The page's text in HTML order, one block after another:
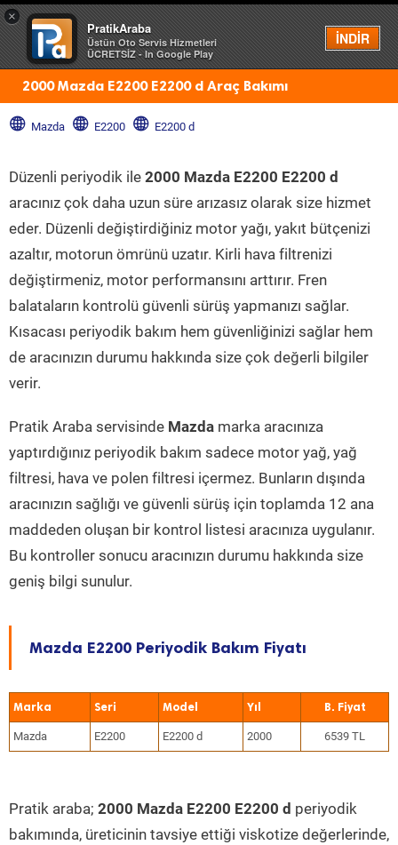
×
PratikAraba
Üstün Oto Servis Hizmetleri
ÜCRETSİZ - In Google Play
İNDİR
Menü
2000 Mazda E2200 E2200 d Araç Bakımı
Mazda E2200 E2200 d
Düzenli periyodik ile 2000 Mazda E2200 E2200 d
aracınız çok daha uzun süre arızasız olarak size hizmet
eder. Düzenli değiştirdiğiniz motor yağı, yakıt bütçenizi
azaltır, motorun ömrünü uzatır. Kirli hava filtrenizi
değiştirmeniz, motor performansını arttırır. Fren
balataların kontrolü güvenli sürüş yapmanızı sağlar.
Kısacası periyodik bakım hem güvenliğinizi sağlar hem
de aracınızın durumu hakkında size çok değerli bilgiler
verir.
Pratik Araba servisinde Mazda marka aracınıza
yaptırdığınız periyodik bakım sadece motor yağ, yağ
filtresi, hava ve polen filtresi içermez. Bunların dışında
aracınızın sağlığı ve güvenli sürüş için toplamda 12 ana
maddeden oluşan bir kontrol listesi aracınıza uygulanır.
Bu kontroller sonucu aracınızın durumu hakkında size
geniş bilgi sunulur.
Mazda E2200 Periyodik Bakım Fiyatı
Marka Seri Model Yıl
Mazda E2200 E2200 d 2000 6539 TL
Pratik araba; 2000 Mazda E2200 E2200 d periyodik
bakımında, üreticinin tavsiye ettiği viskotize değerlerinde,